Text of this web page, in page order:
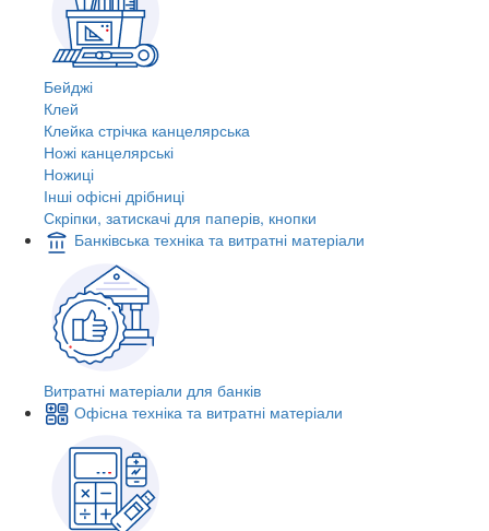
Бейджі
Клей
Клейка стрічка канцелярська
Ножі канцелярські
Ножиці
Інші офісні дрібниці
Скріпки, затискачі для паперів, кнопки
Банківська техніка та витратні матеріали
Витратні матеріали для банків
Офісна техніка та витратні матеріали